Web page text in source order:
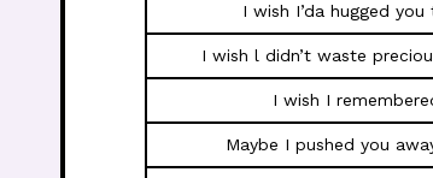
I wish I’da hugged
I wish l didn’t waste
I wish I
Maybe I pushed you